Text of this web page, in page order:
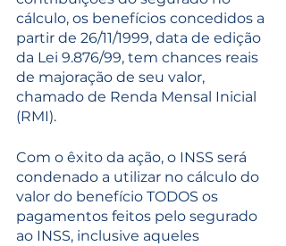
cálculo, os benefícios concedidos a
partir de 26/11/1999, data de edição
da Lei 9.876/99, tem chances reais
de majoração de seu valor,
chamado de Renda Mensal Inicial
(RMI).
Com o êxito da ação, o INSS será
condenado a utilizar no cálculo do
valor do benefício TODOS os
pagamentos feitos pelo segurado
ao INSS, inclusive aqueles